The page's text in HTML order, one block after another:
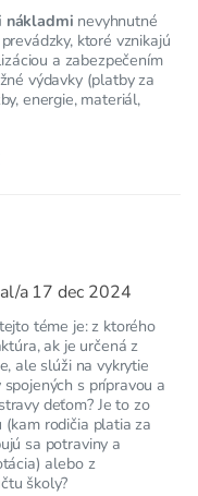
nákladmi nevyhnutné
ktoré vznikajú
a zabezpečením
výdavky (platby za
energie, materiál,
a 17 dec 2024
téme je: z ktorého
ak je určená z
ale slúži na vykrytie
s prípravou a
deťom? Je to zo
rodičia platia za
sa potraviny a
alebo z
školy?